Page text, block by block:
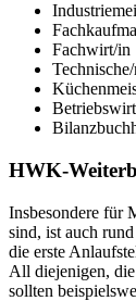
Fachwirt/in
HWK-
Insbesondere für
sind, ist auch
die erste
All diejenigen,
sollten